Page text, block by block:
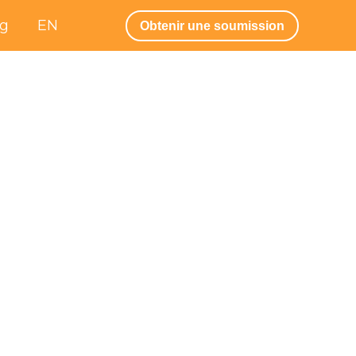
EN Obtenir une soumission